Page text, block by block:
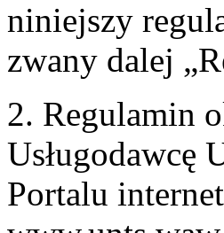
niniejszy
zwany dalej
2. Regulamin
Usługodawcę
Portalu